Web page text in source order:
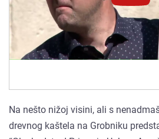
Na nešto nižoj visini, ali s
drevnog kaštela na Grobniku